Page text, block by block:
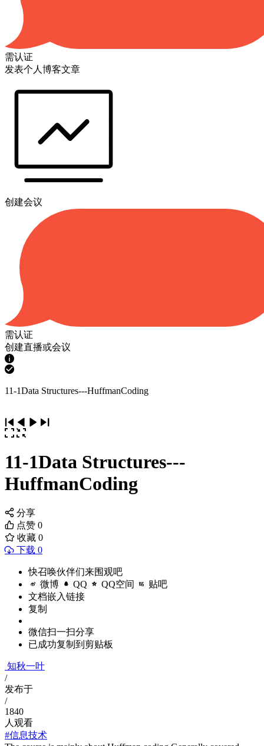
需认证
发表个人博客文章
创建会议
需认证
创建直播或会议
11-1Data Structures---HuffmanCoding
11-1Data Structures---
HuffmanCoding
分享
点赞 0
收藏 0
下载 0
快召唤伙伴们来围观吧
微博 QQ QQ空间 贴吧
文档嵌入链接
复制
微信扫一扫分享
已成功复制到剪贴板
知秋一叶
/
发布于
/
1840
人观看
#信息技术